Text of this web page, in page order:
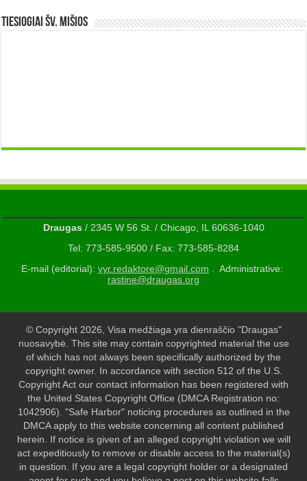
TIESIOGIAI šv. MIŠIOS
Draugas/ 2345 W 56 St. / Chicago, IL 60636-1040
Tel: 773-585-9500 / Fax: 773-585-8284
E-mail (editorial): vyr.redaktore@gmail.com . Administrative:
rastine@draugas.org
© Copyright 2026, Visa medžiaga yra dienraščio "Draugas"
nuosavybė. This site may contain copyrighted material the use
of which has not always been specifically authorized by the
copyright owner. In accordance with section 512 of the U.S.
Copyright Act our contact information has been registered with
the United States Copyright Office (DMCA Registration no:
1042906). "Safe Harbor" noticing procedures as outlined in the
DMCA apply to this website concerning all content published
herein. If notice is given of an alleged copyright violation we will
act expeditiously to remove or disable access to the material(s)
in question. If you are a legal copyright holder or a designated